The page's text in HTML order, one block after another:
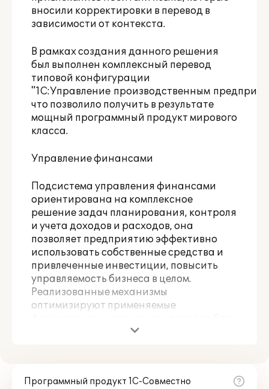
вносили корректировки в перевод в
зависимости от контекста.
В рамках создания данного решения
был выполнен комплексный перевод
типовой конфигурации
"1С:Управление производственным
что позволило получить в результате
мощный программный продукт мирового
класса.
Управление финансами
Подсистема управления финансами
ориентирована на комплексное
решение задач планирования, контроля
и учета доходов и расходов, она
позволяет предприятию эффективно
использовать собственные средства и
привлеченные инвестиции, повысить
управляемость бизнеса в целом.
Реализованные механизмы
оптимизируют применяемые
компании прозрачной для внутреннего
Программный продукт 1С-Совместно